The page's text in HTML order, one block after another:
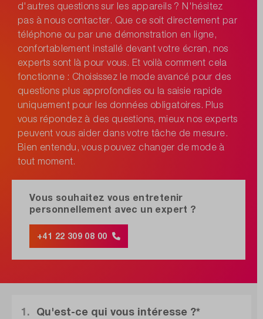
d'autres questions sur les appareils ? N'hésitez
pas à nous contacter. Que ce soit directement par
téléphone ou par une démonstration en ligne,
confortablement installé devant votre écran, nos
experts sont là pour vous. Et voilà comment cela
fonctionne : Choisissez le mode avancé pour des
questions plus approfondies ou la saisie rapide
uniquement pour les données obligatoires. Plus
vous répondez à des questions, mieux nos experts
peuvent vous aider dans votre tâche de mesure.
Bien entendu, vous pouvez changer de mode à
tout moment.
Vous souhaitez vous entretenir
personnellement avec un expert ?
+41 22 309 08 00
Qu'est-ce qui vous intéresse ?*
1.